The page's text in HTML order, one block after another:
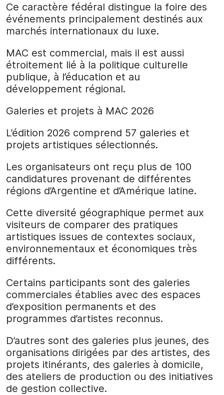
Ce caractère fédéral distingue la foire des
événements principalement destinés aux
marchés internationaux du luxe.
MAC est commercial, mais il est aussi
étroitement lié à la politique culturelle
publique, à l’éducation et au
développement régional.
Galeries et projets à MAC 2026
L’édition 2026 comprend 57 galeries et
projets artistiques sélectionnés.
Les organisateurs ont reçu plus de 100
candidatures provenant de différentes
régions d’Argentine et d’Amérique latine.
Cette diversité géographique permet aux
visiteurs de comparer des pratiques
artistiques issues de contextes sociaux,
environnementaux et économiques très
différents.
Certains participants sont des galeries
commerciales établies avec des espaces
d’exposition permanents et des
programmes d’artistes reconnus.
D’autres sont des galeries plus jeunes, des
organisations dirigées par des artistes, des
projets itinérants, des galeries à domicile,
des ateliers de production ou des initiatives
de gestion collective.